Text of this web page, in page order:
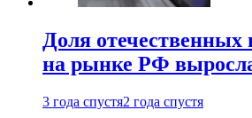
Доля отечественных
на рынке РФ
3 года спустя2 года спустя